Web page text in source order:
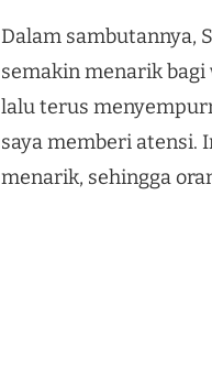
Dalam sambutannya,
semakin menarik bagi
lalu terus
saya memberi atensi.
menarik, sehingga